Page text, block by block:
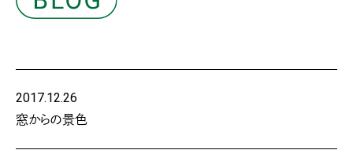
窓からの景色
2017.12.26